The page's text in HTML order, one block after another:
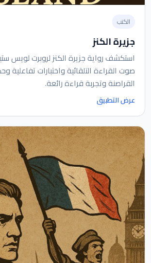
الكتب
جزيرة الكنز
استكشف رواية جزيرة الكنز لروبرت لويس
صوت القراءة التلقائية واختبارات
القراصنة وتجربة قراءة رائعة.
عرض التطبيق